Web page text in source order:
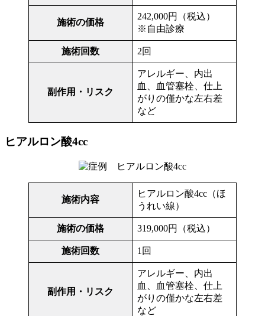
施術の価格
242,000円（税込）
※自由診療
施術回数 2回
副作用・リスク
アレルギー、内出
血、血管塞栓、仕上
がりの僅かな左右差
など
ヒアルロン酸4cc
施術内容
ヒアルロン酸4cc（ほ
うれい線）
施術の価格 319,000円（税込）
施術回数 1回
副作用・リスク
アレルギー、内出
血、血管塞栓、仕上
がりの僅かな左右差
など